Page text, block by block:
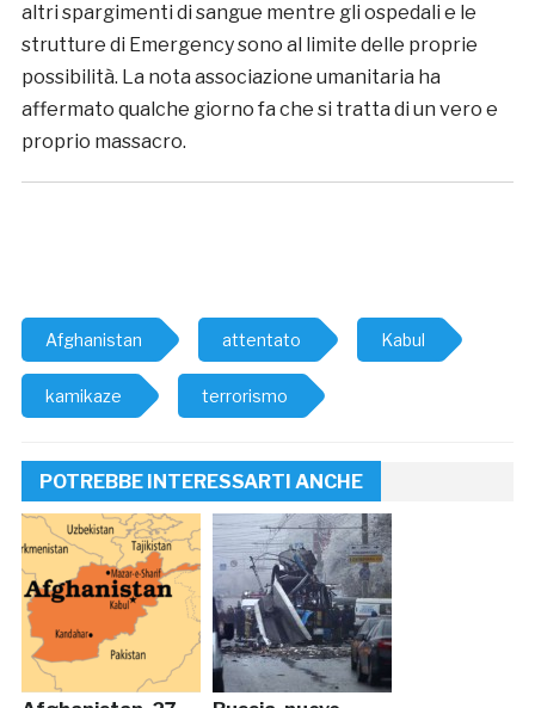
altri spargimenti di sangue mentre gli ospedali e le
strutture di Emergency sono al limite delle proprie
possibilità. La nota associazione umanitaria ha
affermato qualche giorno fa che si tratta di un vero e
proprio massacro.
Afghanistan attentato Kabul
kamikaze terrorismo
POTREBBE INTERESSARTI ANCHE